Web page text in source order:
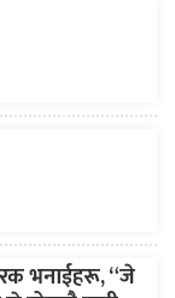
भनाईहरू, “जे